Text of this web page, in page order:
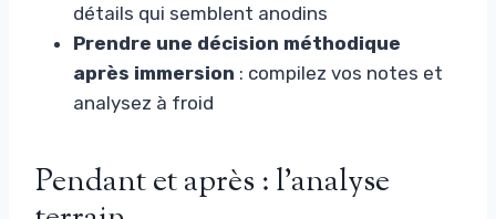
détails qui semblent anodins
Prendre une décision méthodique
après immersion : compilez vos notes et
analysez à froid
Pendant et après : l’analyse